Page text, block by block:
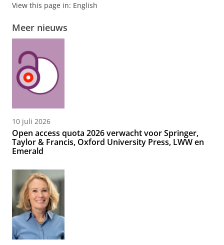
View this page in: English
Meer nieuws
10 juli 2026
Open access quota 2026 verwacht voor Springer,
Taylor & Francis, Oxford University Press, LWW en
Emerald